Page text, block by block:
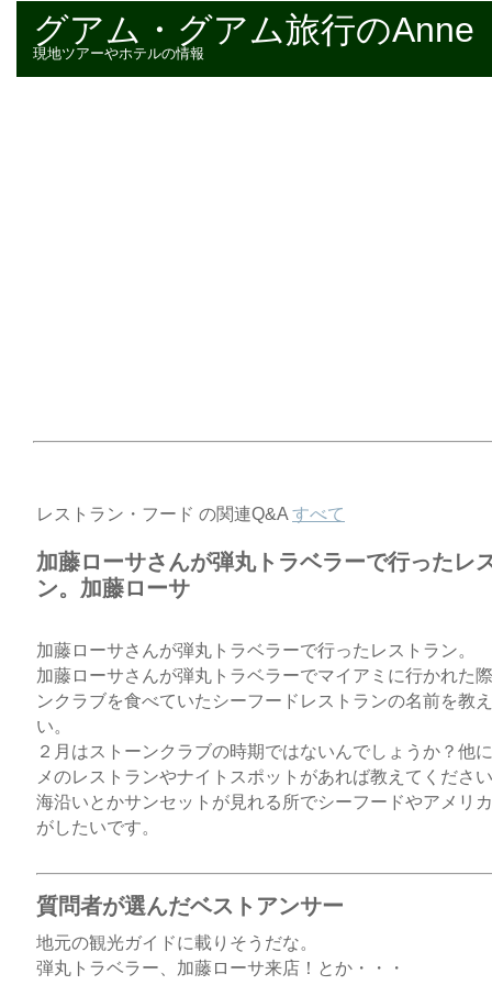
グアム・グアム旅行のAnne
現地ツアーやホテルの情報
レストラン・フード の関連Q&A すべて
加藤ローサさんが弾丸トラベラーで行ったレ
ン。加藤ローサ
加藤ローサさんが弾丸トラベラーで行ったレストラン。
加藤ローサさんが弾丸トラベラーでマイアミに行かれた
ンクラブを食べていたシーフードレストランの名前を教
い。
２月はストーンクラブの時期ではないんでしょうか？他
メのレストランやナイトスポットがあれば教えてくださ
海沿いとかサンセットが見れる所でシーフードやアメリ
がしたいです。
質問者が選んだベストアンサー
地元の観光ガイドに載りそうだな。
弾丸トラベラー、加藤ローサ来店！とか・・・